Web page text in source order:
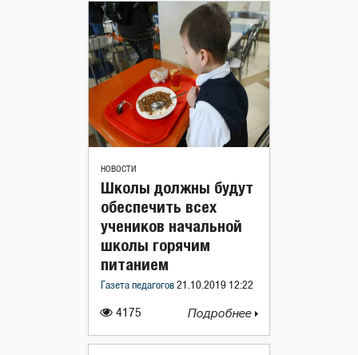
НОВОСТИ
4175
Школы должны будут
обеспечить всех
учеников начальной
школы горячим
питанием
Газета педагогов 21.10.2019 12:22
Подробнее